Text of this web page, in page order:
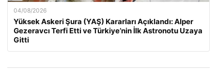
04/08/2026
Yüksek Askeri Şura (YAŞ) Kararları Açıklandı: Alper
Gezeravcı Terfi Etti ve Türkiye’nin İlk Astronotu Uzaya
Gitti